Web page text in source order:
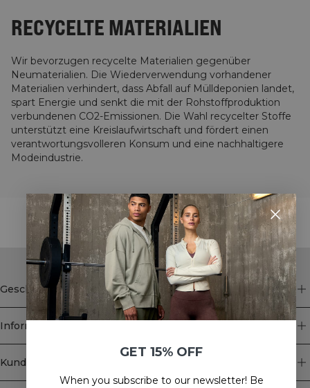
RECYCELTE MATERIALIEN
Wir bevorzugen recycelte Materialien gegenüber
Neumaterialien. Die Wiederverwendung vorhandener
Materialien verhindert, dass Abfall auf Mülldeponien landet,
spart Energie und senkt die mit der Rohstoffproduktion
verbundenen CO2-Emissionen. Die Wahl recycelter Stoffe
unterstützt eine Kreislaufwirtschaft und fördert einen
verantwortungsvolleren Konsum und eine nachhaltigere
Modeindustrie.
STYLE WITH
Geschäft
Information
Kundendienst
GET 15% OFF
When you subscribe to our newsletter! Be